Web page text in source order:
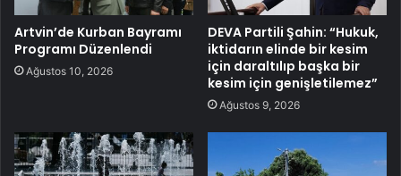
Artvin’de Kurban Bayramı
Programı Düzenlendi
Ağustos 10, 2026
DEVA Partili Şahin: “Hukuk,
iktidarın elinde bir kesim
için daraltılıp başka bir
kesim için genişletilemez”
Ağustos 9, 2026